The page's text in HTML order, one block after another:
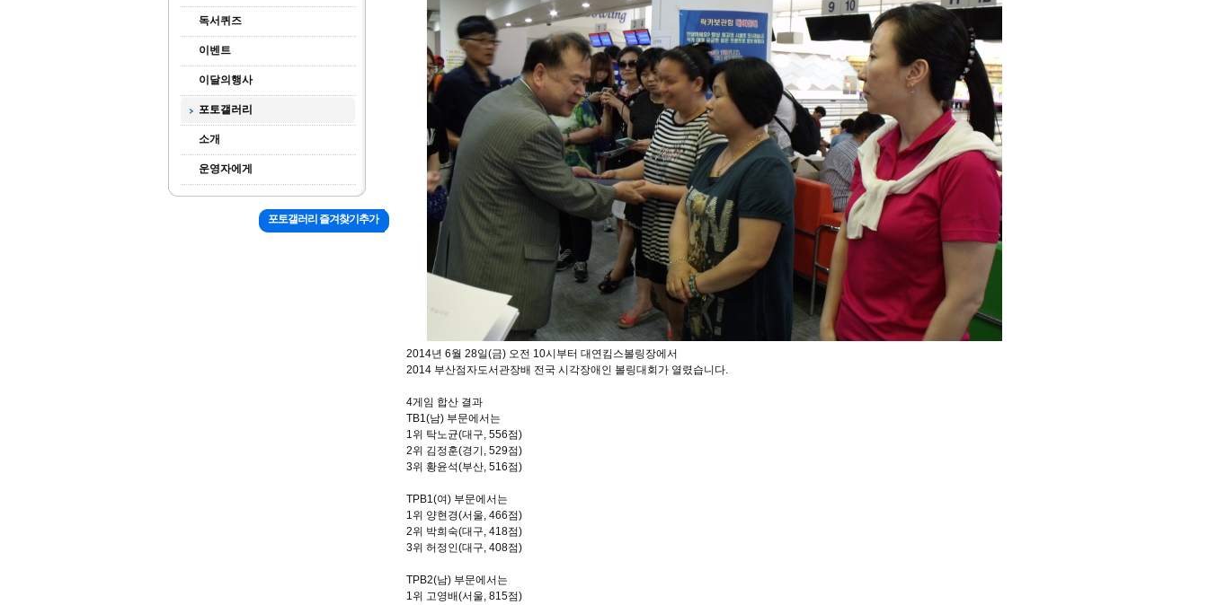
독서퀴즈
이벤트
이달의행사
포토갤러리
소개
운영자에게
2014년 6월 28일(금) 오전 10시부터 대연킴스볼링장에서
2014 부산점자도서관장배 전국 시각장애인 볼링대회가 열렸습니다.
4게임 합산 결과
TB1(남) 부문에서는
1위 탁노균(대구, 556점)
2위 김정훈(경기, 529점)
3위 황윤석(부산, 516점)
TPB1(여) 부문에서는
1위 양현경(서울, 466점)
2위 박희숙(대구, 418점)
3위 허정인(대구, 408점)
TPB2(남) 부문에서는
1위 고영배(서울, 815점)
포토갤러리 즐겨찾기추가